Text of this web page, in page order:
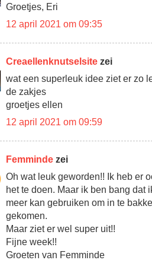
Groetjes, Eri
12 april 2021 om 09:35
Creaellenknutselsite zei
wat een superleuk idee ziet er zo
de zakjes
groetjes ellen
12 april 2021 om 09:59
Femminde zei
Oh wat leuk geworden!! Ik heb er
het te doen. Maar ik ben bang dat
meer kan gebruiken om in te
gekomen.
Maar ziet er wel super uit!!
Fijne week!!
Groeten van Femminde